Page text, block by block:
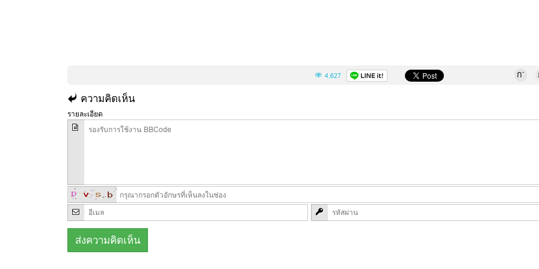
4,627 ก-
ความคิดเห็น
รายละเอียด